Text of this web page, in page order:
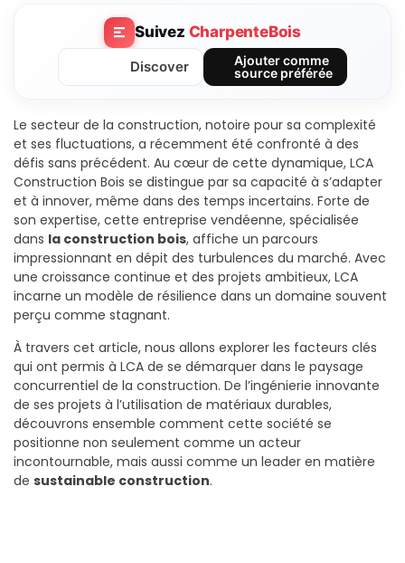
Suivez CharpenteBois
Discover
Ajouter comme
source préférée
Le secteur de la construction, notoire pour sa complexité
et ses fluctuations, a récemment été confronté à des
défis sans précédent. Au cœur de cette dynamique, LCA
Construction Bois se distingue par sa capacité à s’adapter
et à innover, même dans des temps incertains. Forte de
son expertise, cette entreprise vendéenne, spécialisée
dans la construction bois, affiche un parcours
impressionnant en dépit des turbulences du marché. Avec
une croissance continue et des projets ambitieux, LCA
incarne un modèle de résilience dans un domaine souvent
perçu comme stagnant.
À travers cet article, nous allons explorer les facteurs clés
qui ont permis à LCA de se démarquer dans le paysage
concurrentiel de la construction. De l’ingénierie innovante
de ses projets à l’utilisation de matériaux durables,
découvrons ensemble comment cette société se
positionne non seulement comme un acteur
incontournable, mais aussi comme un leader en matière
de sustainable construction.